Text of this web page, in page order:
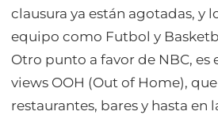
clausura ya están agotadas, y
equipo como Futbol y
Otro punto a favor de NBC, es
views OOH (Out of Home),
restaurantes, bares y hasta en